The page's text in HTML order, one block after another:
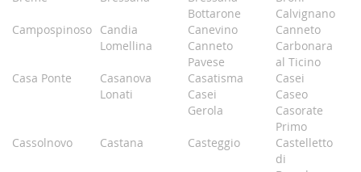
Bottarone
Calvignano
Campospinoso Candia
Lomellina
Canevino
Canneto
Canneto
Pavese
Carbonara
al Ticino
Casa Ponte
Casanova
Lonati
Casatisma
Casei
Casei
Gerola
Caseo
Casorate
Primo
Cassolnovo
Castana Casteggio
Castelletto
di